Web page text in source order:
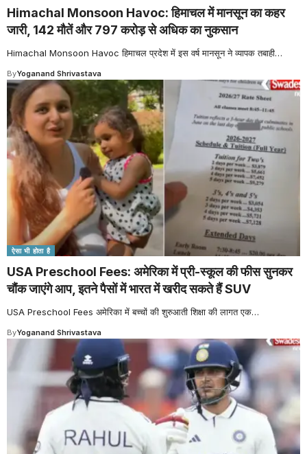
Himachal Monsoon Havoc: हिमाचल में मानसून का कहर
जारी, 142 मौतें और 797 करोड़ से अधिक का नुकसान
Himachal Monsoon Havoc हिमाचल प्रदेश में इस वर्ष मानसून ने व्यापक तबाही…
ByYoganand Shrivastava
ऐसा भी होता है
USA Preschool Fees: अमेरिका में प्री-स्कूल की फीस सुनकर
चौंक जाएंगे आप, इतने पैसों में भारत में खरीद सकते हैं SUV
USA Preschool Fees अमेरिका में बच्चों की शुरुआती शिक्षा की लागत एक…
ByYoganand Shrivastava